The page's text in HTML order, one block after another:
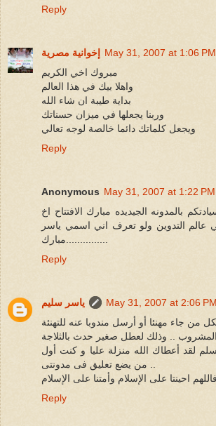
Reply
إخوانية مصرية
May 31, 2007 at 1:06 PM
مبروك اخي الكريم
واهلا بيك في هذا العالم
بداية طيبة ان شاء الله
وربنا يجعلها في ميزان حسناتك
ويجعل كلماتك دائما خالصة لوجه تعالي
Reply
Anonymous May 31, 2007 at 1:22 PM
بالمدونه الجيديده مبارك الافتتاح اخ
عالم التدوين ولو تعرف اني اسمي ياسر
...............مبارك
Reply
ياسر سليم
May 31, 2007 at 2:06 PM
لقد أعطاك الله منزلة عليا و كنت أول
Reply